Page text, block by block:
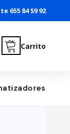
655 84 59 92
Carrito